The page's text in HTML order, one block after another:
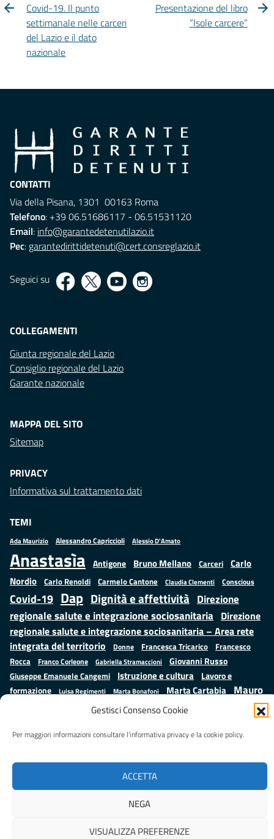
Gestisci Consenso Cookie
Per maggiori informazioni consultare l’informativa privacy e la cookie policy.
ACCETTA
NEGA
VISUALIZZA PREFERENZE
Covid-19. Il punto
settimanale nelle carceri
del Lazio e il dato
nazionale
Presentazione del libro
“Isole carcere”
CONTATTI
Via della Pisana, 1301 00163 Roma
Telefono: +39 06.51686117 - 06.51531120
Email: info@garantedetenutilazio.it
Pec: garantedirittidetenuti@cert.consreglazio.it
Seguici su
COLLEGAMENTI
Giunta regionale del Lazio
Consiglio regionale del Lazio
Garante nazionale
MAPPA DEL SITO
Sitemap
PRIVACY
Informativa sul trattamento dati
TEMI
Ada Maurizio Alessandro Capriccioli Alessio D'Amato
Anastasìa Antigone Bruno Mellano Carceri
Carlo
Nordio Carlo Renoldi Carmelo Cantone Claudia Clementi Conscious
Covid-19 Dap Dignità e affettività Direzione
regionale salute e integrazione sociosanitaria Direzione
regionale salute e integrazione sociosanitaria – Area rete
integrata del territorio
Donne Francesca Tricarico
Francesco
Rocca
Franco Corleone Gabriella Stramaccioni Giovanni Russo
Giuseppe Emanuele Cangemi Istruzione e cultura
Lavoro e
formazione
Luisa Regimenti Marta Bonafoni Marta Cartabia Mauro
ministero della Giustizia Minori
Regione Lazio
Roberto Monteforte Salute Samuele Ciambriello
Valentina Calderone